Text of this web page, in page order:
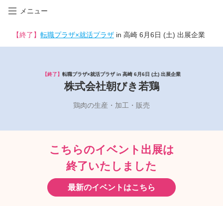
メニュー
【終了】 転職プラザ×就活プラザ in 高崎 6月6日 (土) 出展企業
【終了】 転職プラザ×就活プラザ in 高崎 6月6日 (土) 出展企業
株式会社朝びき若鶏
鶏肉の生産・加工・販売
こちらのイベント出展は
終了いたしました
最新のイベントはこちら